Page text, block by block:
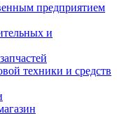
предприятием
и
техники и средств